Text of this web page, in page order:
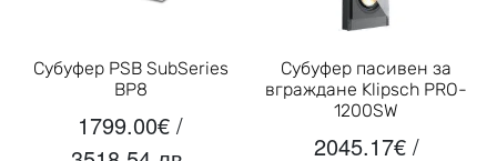
Субуфер PSB SubSeries
BP8
1799.00€ /
Субуфер пасивен за
вграждане Klipsch PRO-
1200SW
2045.17€/